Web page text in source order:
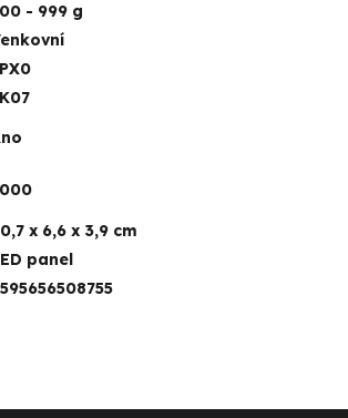
- 999 g
x 6,6 x 3,9 cm
panel